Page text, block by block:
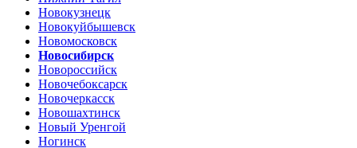
Новокузнецк
Новокуйбышевск
Новомосковск
Новосибирск
Новороссийск
Новочебоксарск
Новочеркасск
Новошахтинск
Новый Уренгой
Ногинск